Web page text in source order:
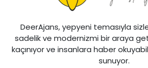
DeerAjans, yepyeni temasıyla
sadelik ve modernizmi bir araya
kaçınıyor ve insanlara haber
sunuyor.